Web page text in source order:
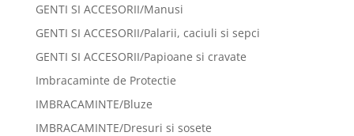
GENTI SI ACCESORII/Manusi
GENTI SI ACCESORII/Palarii, caciuli si sepci
GENTI SI ACCESORII/Papioane si cravate
Imbracaminte de Protectie
IMBRACAMINTE/Bluze
IMBRACAMINTE/Dresuri si sosete